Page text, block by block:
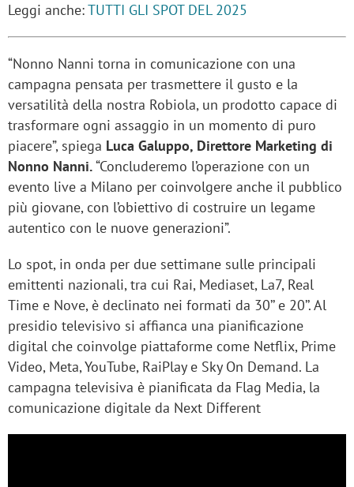
Leggi anche:TUTTI GLI SPOT DEL 2025
“Nonno Nanni torna in comunicazione con una
campagna pensata per trasmettere il gusto e la
versatilità della nostra Robiola, un prodotto capace di
trasformare ogni assaggio in un momento di puro
piacere”, spiega Luca Galuppo, Direttore Marketing di
Nonno Nanni.“Concluderemo l’operazione con un
evento live a Milano per coinvolgere anche il pubblico
più giovane, con l’obiettivo di costruire un legame
autentico con le nuove generazioni”.
Lo spot, in onda per due settimane sulle principali
emittenti nazionali, tra cui Rai, Mediaset, La7, Real
Time e Nove, è declinato nei formati da 30’’ e 20’’. Al
presidio televisivo si affianca una pianificazione
digital che coinvolge piattaforme come Netflix, Prime
Video, Meta, YouTube, RaiPlay e Sky On Demand. La
campagna televisiva è pianificata da Flag Media, la
comunicazione digitale da Next Different